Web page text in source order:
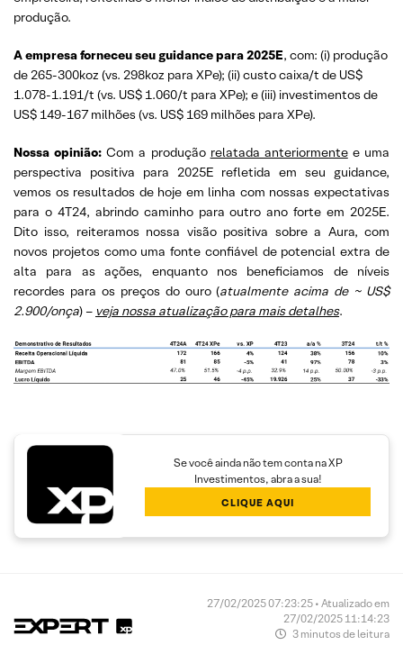
produção.
A empresa forneceu seu guidance para 2025E, com: (i) produção
de 265-300koz (vs. 298koz para XPe); (ii) custo caixa/t de US$
1.078-1.191/t (vs. US$ 1.060/t para XPe); e (iii) investimentos de
US$ 149-167 milhões (vs. US$ 169 milhões para XPe).
Nossa opinião: Com a produção relatada anteriormentee uma
perspectiva positiva para 2025E refletida em seu guidance,
vemos os resultados de hoje em linha com nossas expectativas
para o 4T24, abrindo caminho para outro ano forte em 2025E.
Dito isso, reiteramos nossa visão positiva sobre a Aura, com
novos projetos como uma fonte confiável de potencial extra de
alta para as ações, enquanto nos beneficiamos de níveis
recordes para os preços do ouro (atualmente acima de ~ US$
2.900/onça) – veja nossa atualização para mais detalhes.
Se você ainda não tem conta na XP
Investimentos, abra a sua!
CLIQUE AQUI
27/02/2025 07:23:25 • Atualizado em
27/02/2025 11:14:23
3 minutos de leitura